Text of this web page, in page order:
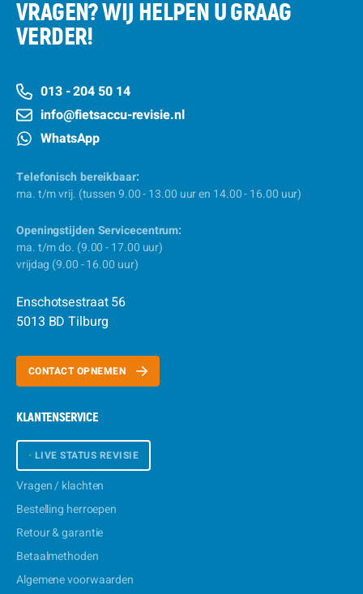
VRAGEN? WIJ HELPEN U GRAAG
VERDER!
013 - 204 50 14
info@fietsaccu-revisie.nl
WhatsApp
Telefonisch bereikbaar:
ma. t/m vrij. (tussen 9.00 - 13.00 uur en 14.00 - 16.00 uur)
Openingstijden Servicecentrum:
ma. t/m do. (9.00 - 17.00 uur)
vrijdag (9.00 - 16.00 uur)
Enschotsestraat 56
5013 BD Tilburg
CONTACT OPNEMEN
KLANTENSERVICE
• LIVE STATUS REVISIE
Vragen / klachten
Bestelling herroepen
Retour & garantie
Betaalmethoden
Algemene voorwaarden